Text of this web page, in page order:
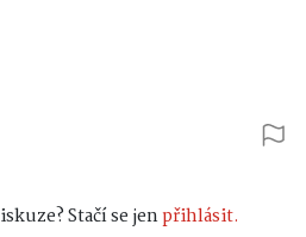
Stačí se jenpřihlásit.